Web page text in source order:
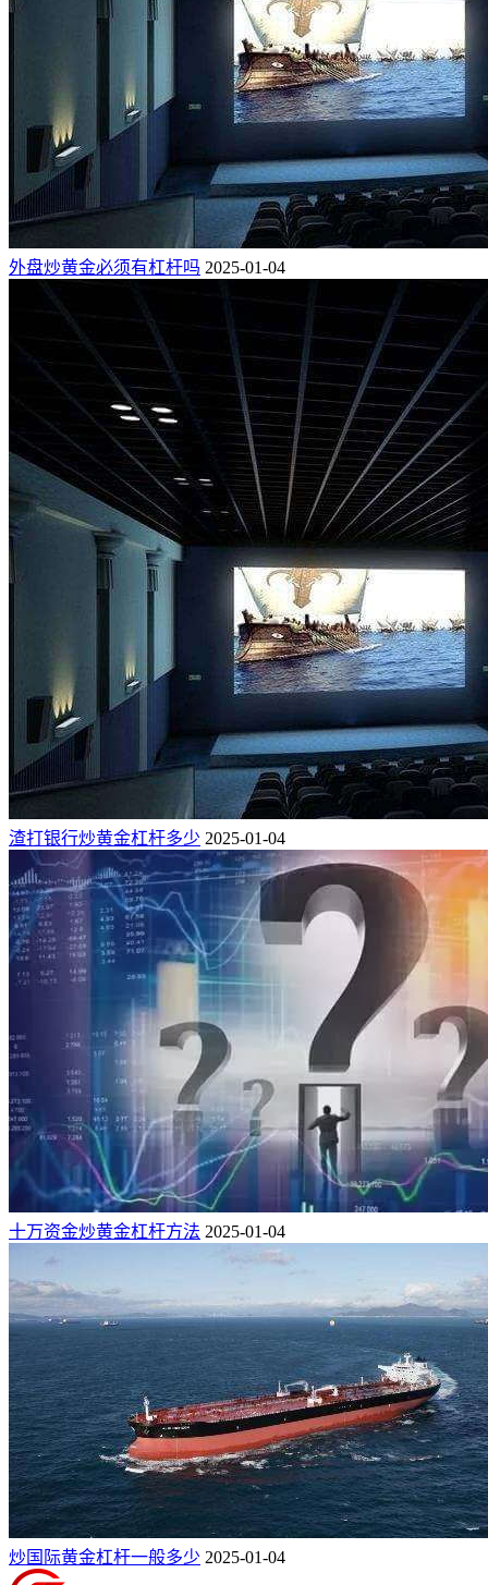
外盘炒黄金必须有杠杆吗 2025-01-04
渣打银行炒黄金杠杆多少 2025-01-04
十万资金炒黄金杠杆方法 2025-01-04
炒国际黄金杠杆一般多少 2025-01-04